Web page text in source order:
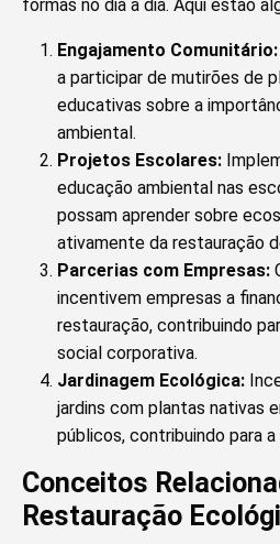
formas no dia a dia. Aqui estão
Engajamento Comunitário:
a participar de mutirões de
educativas sobre a
ambiental.
Projetos Escolares:
educação ambiental nas
possam aprender sobre
ativamente da restauração
Parcerias com Empresas:
incentivem empresas a
restauração, contribuindo
social corporativa.
Jardinagem Ecológica:
jardins com plantas nativas
públicos, contribuindo para
Conceitos
Restauração